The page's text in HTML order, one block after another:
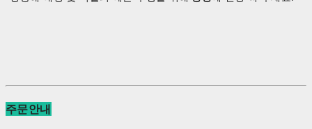
주문안내